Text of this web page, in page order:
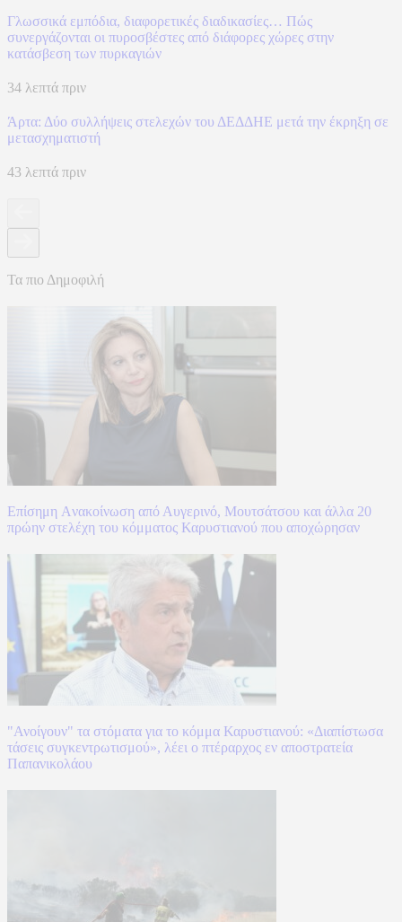
Γλωσσικά εμπόδια, διαφορετικές διαδικασίες… Πώς
συνεργάζονται οι πυροσβέστες από διάφορες χώρες στην
κατάσβεση των πυρκαγιών
34 λεπτά πριν
Άρτα: Δύο συλλήψεις στελεχών του ΔΕΔΔΗΕ μετά την έκρηξη σε
μετασχηματιστή
43 λεπτά πριν
Τα πιο Δημοφιλή
Επίσημη Aνακοίνωση από Αυγερινό, Μουτσάτσου και άλλα 20
πρώην στελέχη του κόμματος Καρυστιανού που αποχώρησαν
"Ανοίγουν" τα στόματα για το κόμμα Καρυστιανού: «Διαπίστωσα
τάσεις συγκεντρωτισμού», λέει ο πτέραρχος εν αποστρατεία
Παπανικολάου